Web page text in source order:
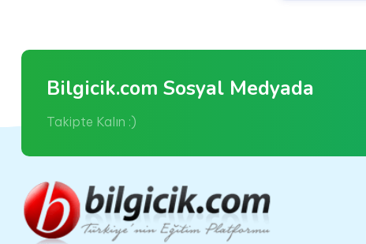
Bilgicik.com Sosyal Medyada
Takipte Kalın :)